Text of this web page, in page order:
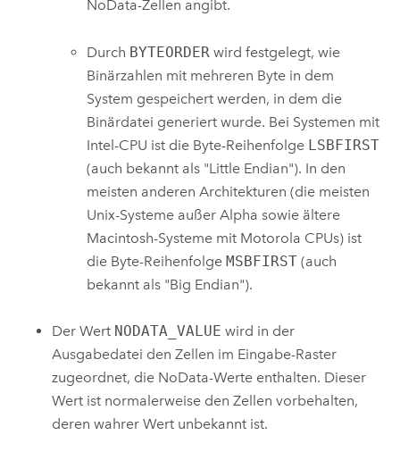
NoData-Zellen angibt.
Durch BYTEORDER wird festgelegt, wie
Binärzahlen mit mehreren Byte in dem
System gespeichert werden, in dem die
Binärdatei generiert wurde. Bei Systemen mit
Intel-CPU ist die Byte-Reihenfolge LSBFIRST
(auch bekannt als "Little Endian"). In den
meisten anderen Architekturen (die meisten
Unix-Systeme außer Alpha sowie ältere
Macintosh-Systeme mit Motorola CPUs) ist
die Byte-ReihenfolgeMSBFIRST (auch
bekannt als "Big Endian").
Der Wert NODATA_VALUE wird in der
Ausgabedatei den Zellen im Eingabe-Raster
zugeordnet, die NoData-Werte enthalten. Dieser
Wert ist normalerweise den Zellen vorbehalten,
deren wahrer Wert unbekannt ist.